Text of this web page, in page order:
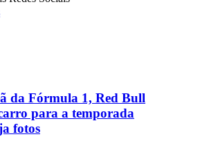
da Fórmula 1, Red Bull
para a temporada
fotos